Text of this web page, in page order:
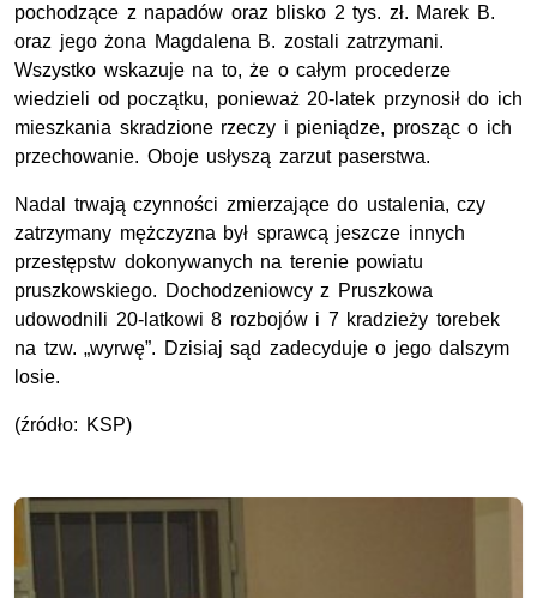
pochodzące z napadów oraz blisko 2 tys. zł. Marek B.
oraz jego żona Magdalena B. zostali zatrzymani.
Wszystko wskazuje na to, że o całym procederze
wiedzieli od początku, ponieważ 20-latek przynosił do ich
mieszkania skradzione rzeczy i pieniądze, prosząc o ich
przechowanie. Oboje usłyszą zarzut paserstwa.
Nadal trwają czynności zmierzające do ustalenia, czy
zatrzymany mężczyzna był sprawcą jeszcze innych
przestępstw dokonywanych na terenie powiatu
pruszkowskiego. Dochodzeniowcy z Pruszkowa
udowodnili 20-latkowi 8 rozbojów i 7 kradzieży torebek
na tzw. „wyrwę”. Dzisiaj sąd zadecyduje o jego dalszym
losie.
(źródło: KSP)